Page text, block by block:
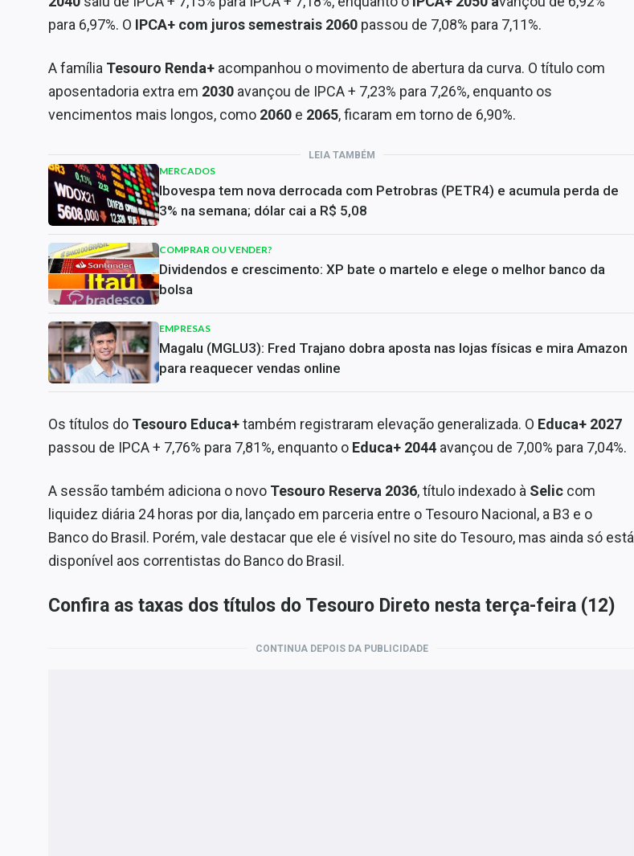
para 6,97%. O IPCA+ com juros semestrais 2060 passou de 7,08% para 7,11%.
A família Tesouro Renda+ acompanhou o movimento de abertura da curva. O título com
aposentadoria extra em 2030 avançou de IPCA + 7,23% para 7,26%, enquanto os
vencimentos mais longos, como 2060 e 2065, ficaram em torno de 6,90%.
LEIA TAMBÉM
MERCADOS
Ibovespa tem nova derrocada com Petrobras (PETR4) e acumula perda de
3% na semana; dólar cai a R$ 5,08
COMPRAR OU VENDER?
Dividendos e crescimento: XP bate o martelo e elege o melhor banco da
bolsa
EMPRESAS
Magalu (MGLU3): Fred Trajano dobra aposta nas lojas físicas e mira Amazon
para reaquecer vendas online
Os títulos do Tesouro Educa+também registraram elevação generalizada. O Educa+ 2027
passou de IPCA + 7,76% para 7,81%, enquanto o Educa+ 2044 avançou de 7,00% para 7,04%.
A sessão também adiciona o novo Tesouro Reserva 2036, título indexado à Selic com
liquidez diária 24 horas por dia, lançado em parceria entre o Tesouro Nacional, a B3 e o
Banco do Brasil. Porém, vale destacar que ele é visível no site do Tesouro, mas ainda só está
disponível aos correntistas do Banco do Brasil.
Confira as taxas dos títulos do Tesouro Direto nesta terça-feira (12)
CONTINUA DEPOIS DA PUBLICIDADE